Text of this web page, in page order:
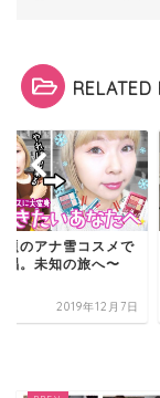
RELATED
題のアナ雪コスメで
唱。未知の旅へ〜
2019年12月7日